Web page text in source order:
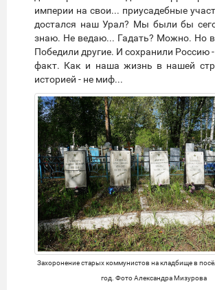
империи на свои... приусадебные
достался наш Урал? Мы были бы
знаю. Не ведаю... Гадать? Можно. Но
Победили другие. И сохранили Россию
факт. Как и наша жизнь в нашей
историей - не миф...
Захоронение старых коммунистов на кладбище в
год. Фото Александра Мизурова